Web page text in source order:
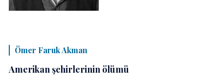
Ömer Faruk Akman
Amerikan şehirlerinin ölümü